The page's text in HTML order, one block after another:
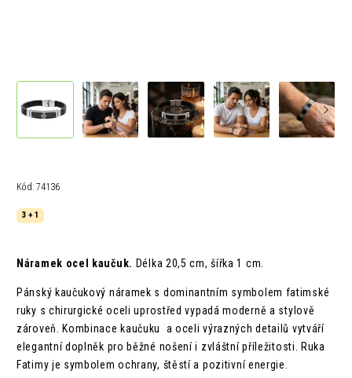
Kód: 74136
3 + 1
Náramek ocel kaučuk. Délka 20,5 cm, šířka 1 cm.
Pánský kaučukový náramek s dominantním symbolem fatimské
ruky s chirurgické oceli uprostřed vypadá moderně a stylově
zároveň. Kombinace kaučuku a oceli výrazných detailů vytváří
elegantní doplněk pro běžné nošení i zvláštní příležitosti. Ruka
Fatimy je symbolem ochrany, štěstí a pozitivní energie.